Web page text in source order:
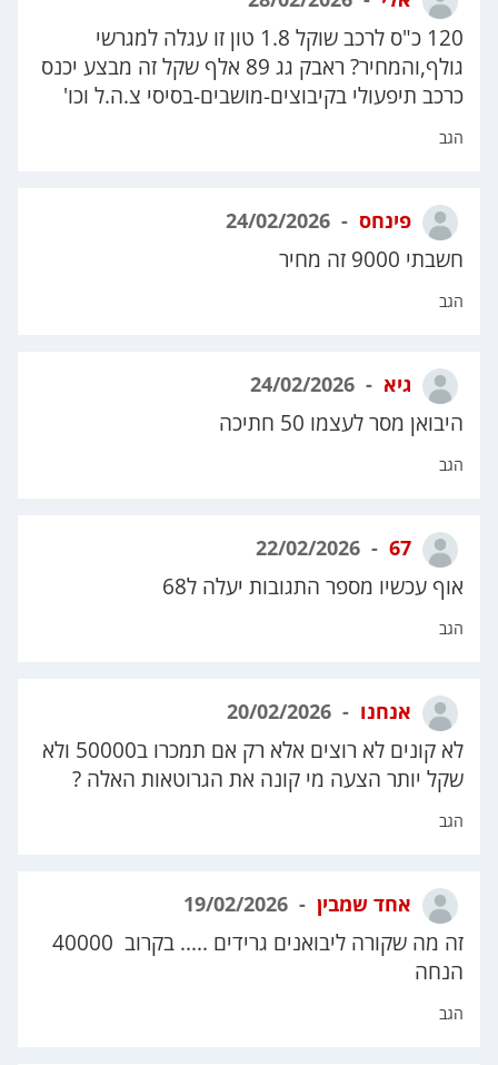
120 כ"ס לרכב שוקל 1.8 טון זו עגלה למגרשי
גולף,והמחיר? ראבק גג 89 אלף שקל זה מבצע יכנס
כרכב תיפעולי בקיבוצים-מושבים-בסיסי צ.ה.ל וכו'
הגב
פינחס
חשבתי 9000 זה מחיר
הגב
גיא
היבואן מסר לעצמו 50 חתיכה
הגב
67
אוף עכשיו מספר התגובות יעלה ל68
הגב
אנחנו
לא קונים לא רוצים אלא רק אם תמכרו ב50000 ולא
שקל יותר הצעה מי קונה את הגרוטאות האלה ?
הגב
אחד שמבין
זה מה שקורה ליבואנים גרידים ..... בקרוב 40000
הנחה
הגב